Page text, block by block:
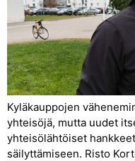
Kyläkauppojen
yhteisöjä, mutta uudet
yhteisölähtöiset
säilyttämiseen. Risto